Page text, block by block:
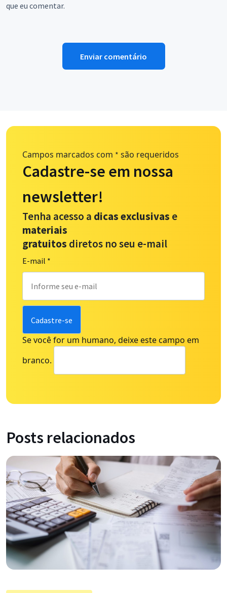
que eu comentar.
Campos marcados com * são requeridos
Cadastre-se em nossa
newsletter!
Tenha acesso a dicas exclusivas e
materiais
gratuitos diretos no seu e-mail
E-mail *
Se você for um humano, deixe este campo em
branco.
Posts relacionados